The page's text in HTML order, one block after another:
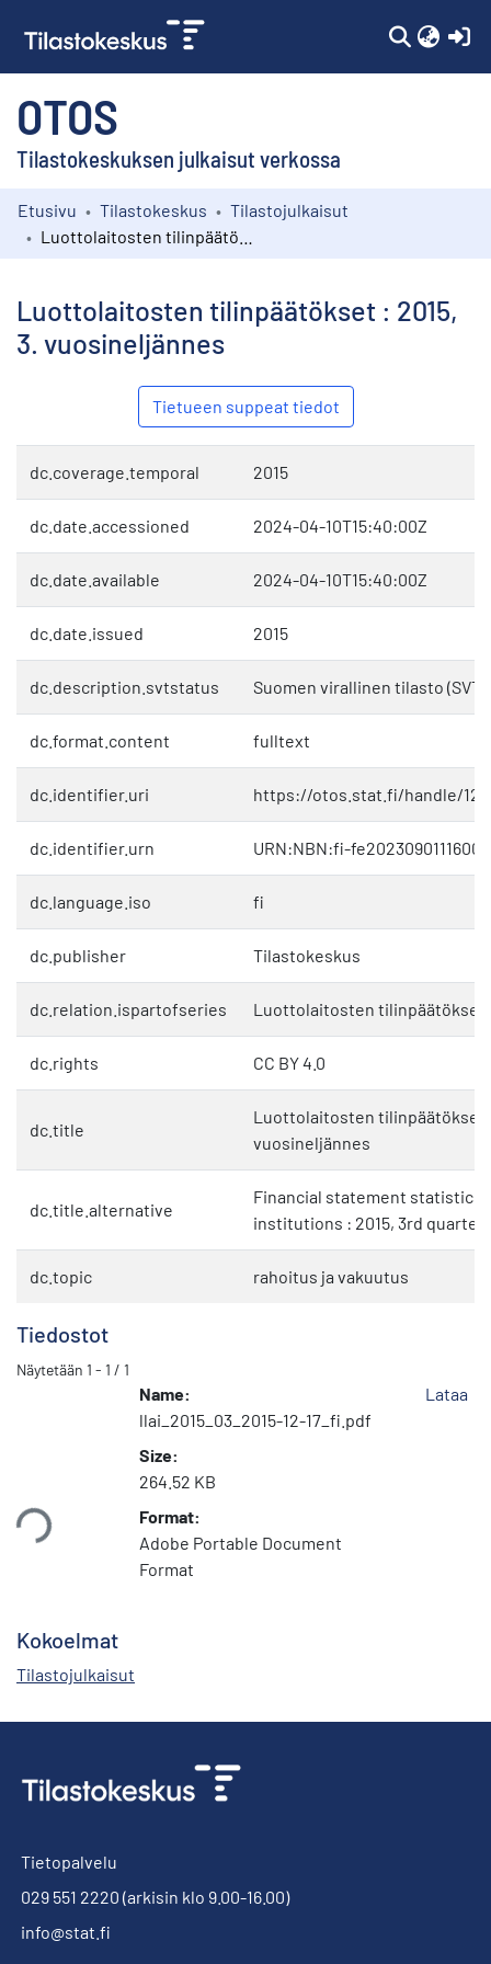
OTOS
Tilastokeskuksen julkaisut verkossa
Kokoelmat
Etusivu Tilastokeskus
Tilastojulkaisut
Luottolaitosten tilinpäätökset : 2015,
3. vuosineljännes
Tietueen suppeat tiedot
dc.coverage.temporal 2015
dc.date.accessioned 2024-04-10T15:40:00Z
dc.date.available 2024-04-10T15:40:00Z
dc.date.issued 2015
dc.description.svtstatus Suomen virallinen tilasto (SVT)
dc.format.content fulltext
dc.identifier.uri https://otos.stat.fi/handle/
dc.identifier.urn URN:NBN:fi-fe20230901116004
dc.language.iso fi
dc.publisher Tilastokeskus
dc.relation.ispartofseries Luottolaitosten tilinpäätökset
dc.rights CC BY 4.0
dc.title
Luottolaitosten tilinpäätökset :
vuosineljännes
dc.title.alternative
Financial statement statistics
institutions : 2015, 3rd quarter
dc.topic rahoitus ja vakuutus
Tiedostot
Näytetään 1 - 1 / 1
Name:
llai_2015_03_2015-12-17_fi.pdf
Size:
264.52 KB
Format:
Adobe Portable Document
Format
Lataa
Kokoelmat
Tilastojulkaisut
Tietopalvelu
029 551 2220 (arkisin klo 9.00-16.00)
info@stat.fi